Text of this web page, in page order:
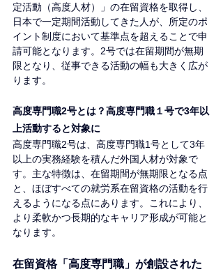
定活動（高度人材）」の在留資格を取得し、
日本で一定期間活動してきた人が、所定のポ
イント制度において基準点を超えることで申
請可能となります。2号では在留期間が無期
限となり、従事できる活動の幅も大きく広が
ります。
高度専門職2号とは？高度専門職１号で3年以
上活動すると対象に
高度専門職2号は、高度専門職1号として3年
以上の実務経験を積んだ外国人材が対象で
す。主な特徴は、在留期間が無期限となる点
と、ほぼすべての就労系在留資格の活動を行
えるようになる点にあります。これにより、
より柔軟かつ長期的なキャリア形成が可能と
なります。
在留資格「高度専門職」が創設された